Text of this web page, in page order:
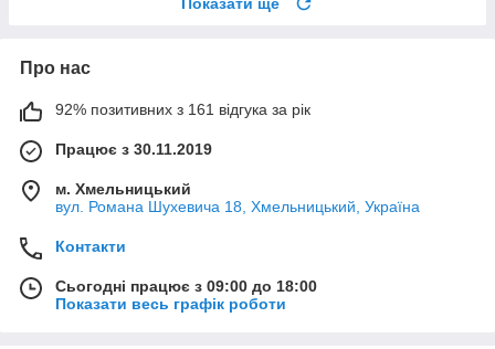
Про нас
92% позитивних з 161 відгука за рік
Працює з 30.11.2019
м. Хмельницький
вул. Романа Шухевича 18, Хмельницький, Україна
Контакти
Сьогодні працює з 09:00 до 18:00
Показати весь графік роботи